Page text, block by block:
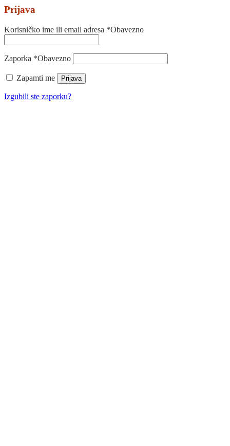
Prijava
Korisničko ime ili email adresa *Obavezno
Zaporka *Obavezno
Zapamti me Prijava
Izgubili ste zaporku?